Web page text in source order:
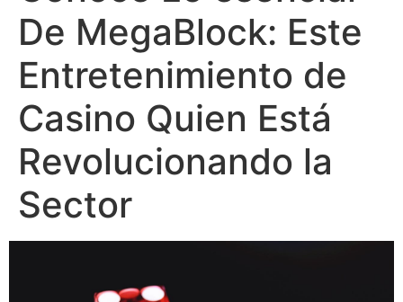
De MegaBlock: Este
Entretenimiento de
Casino Quien Está
Revolucionando la
Sector